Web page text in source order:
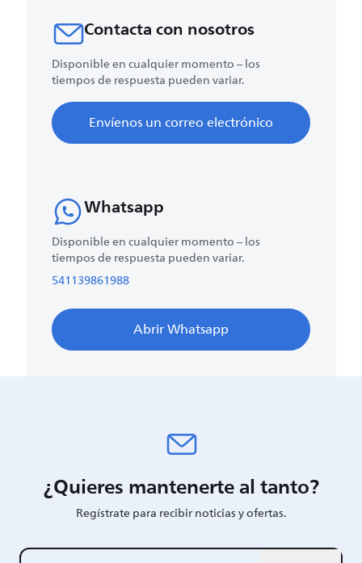
Contacta con nosotros
Disponible en cualquier momento – los
tiempos de respuesta pueden variar.
Envíenos un correo electrónico
Whatsapp
Disponible en cualquier momento – los
tiempos de respuesta pueden variar.
541139861988
Abrir Whatsapp
¿Quieres mantenerte al tanto?
Regístrate para recibir noticias y ofertas.